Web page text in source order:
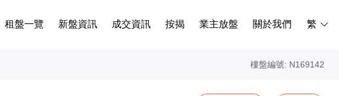
租盤一覽 新盤資訊 成交資訊 按揭 業主放盤 關於我們 繁
樓盤編號: N169142